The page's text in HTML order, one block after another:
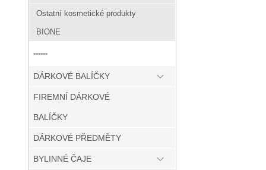
Ostatní kosmetické produkty
BIONE
------
DÁRKOVÉ BALÍČKY
FIREMNÍ DÁRKOVÉ
BALÍČKY
DÁRKOVÉ PŘEDMĚTY
BYLINNÉ ČAJE